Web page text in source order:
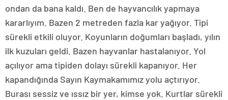
ondan da bana kaldı. Ben de hayvancılık yapmaya
kararlıyım. Bazen 2 metreden fazla kar yağıyor. Tipi
sürekli etkili oluyor. Koyunların doğumları başladı, yılın
ilk kuzuları geldi. Bazen hayvanlar hastalanıyor. Yol
açılıyor ama tipiden dolayı sürekli kapanıyor. Her
kapandığında Sayın Kaymakamımız yolu açtırıyor.
Burası sessiz ve ıssız bir yer, kimse yok. Kurtlar sürekli